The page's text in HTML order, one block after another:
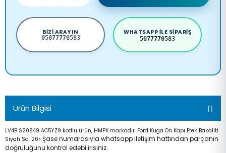
BIZI ARAYIN
05077770583
WHATSAPP ILE SIPARIŞ
5077770583
Ürün Bilgisi
LV4B S20849 AC5YZ9 kodlu ürün, HMPX markadır. Ford Kuga Ön Kapı Etek Bakaliti
Siyah Sol 20> Şase numarasıyla whatsapp iletişim hattından parçanın
doğruluğunu kontrol edebilirisiniz.